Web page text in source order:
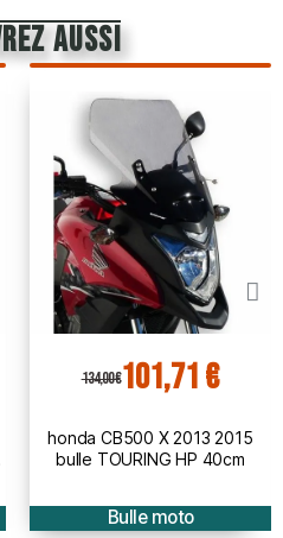
aussi
134,00 €101,71 €
honda CB500 X 2013 2015
bulle TOURING HP 40cm
Bulle moto